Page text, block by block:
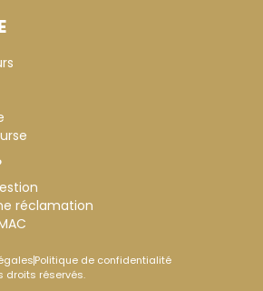
réclamation
Politique de confidentialité
droits réservés.